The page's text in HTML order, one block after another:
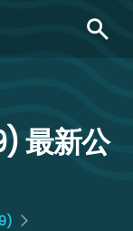
search
最新公